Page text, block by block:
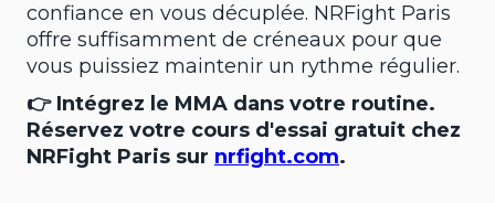
confiance en vous décuplée. NRFight Paris
offre suffisamment de créneaux pour que
vous puissiez maintenir un rythme régulier.
👉 Intégrez le MMA dans votre routine.
Réservez votre cours d'essai gratuit chez
NRFight Paris sur nrfight.com.